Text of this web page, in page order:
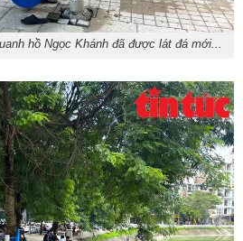
hồ Ngọc Khánh đã được lát đá mới...